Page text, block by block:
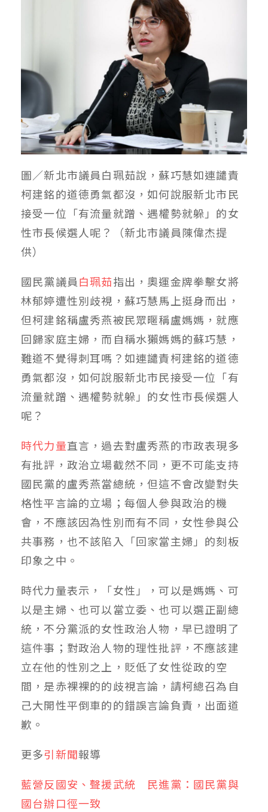
圖／新北市議員白珮茹說，蘇巧慧如連譴責
柯建銘的道德勇氣都沒，如何說服新北市民
接受一位「有流量就蹭、遇權勢就躲」的女
性市長候選人呢？（新北市議員陳偉杰提
供）
國民黨議員白珮茹指出，奧運金牌拳擊女將
林郁婷遭性別歧視，蘇巧慧馬上挺身而出，
但柯建銘稱盧秀燕被民眾暱稱盧媽媽，就應
回歸家庭主婦，而自稱水獺媽媽的蘇巧慧，
難道不覺得刺耳嗎？如連譴責柯建銘的道德
勇氣都沒，如何說服新北市民接受一位「有
流量就蹭、遇權勢就躲」的女性市長候選人
呢？
時代力量直言，過去對盧秀燕的市政表現多
有批評，政治立場截然不同，更不可能支持
國民黨的盧秀燕當總統，但這不會改變對失
格性平言論的立場；每個人參與政治的機
會，不應該因為性別而有不同，女性參與公
共事務，也不該陷入「回家當主婦」的刻板
印象之中。
時代力量表示，「女性」，可以是媽媽、可
以是主婦、也可以當立委、也可以選正副總
統，不分黨派的女性政治人物，早已證明了
這件事；對政治人物的理性批評，不應該建
立在他的性別之上，貶低了女性從政的空
間，是赤裸裸的的歧視言論，請柯總召為自
己大開性平倒車的的錯誤言論負責，出面道
歉。
更多引新聞報導
藍營反國安、聲援武統 民進黨：國民黨與
國台辦口徑一致